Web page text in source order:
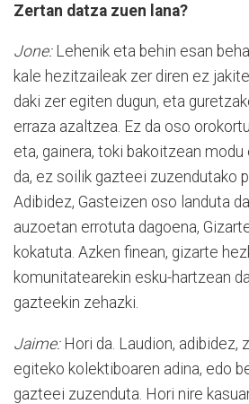
Zertan datza zuen lana?
Jone:Lehenik eta behin esan
kale hezitzaileak zer diren ez
daki zer egiten dugun, eta
erraza azaltzea. Ez da oso
eta, gainera, toki bakoitzean
da, ez soilik gazteei zuzendutako
Adibidez, Gasteizen oso landuta
auzoetan errotuta dagoena,
kokatuta. Azken finean, gizarte
komunitatearekin esku-hartzean
gazteekin zehazki.
Jaime:Hori da. Laudion, adibidez,
egiteko kolektiboaren adina, edo
gazteei zuzenduta. Hori nire